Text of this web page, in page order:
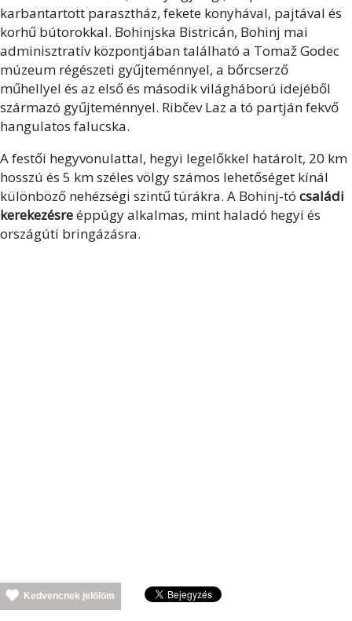
karbantartott parasztház, fekete konyhával, pajtával és
korhű bútorokkal. Bohinjska Bistricán, Bohinj mai
adminisztratív központjában található a Tomaž Godec
múzeum régészeti gyűjteménnyel, a bőrcserző
műhellyel és az első és második világháború idejéből
származó gyűjteménnyel. Ribčev Laz a tó partján fekvő
hangulatos falucska.
A festői hegyvonulattal, hegyi legelőkkel határolt, 20 km
hosszú és 5 km széles völgy számos lehetőséget kínál
különböző nehézségi szintű túrákra. A Bohinj-tó családi
kerekezésreéppúgy alkalmas, mint haladó hegyi és
országúti bringázásra.
Kedvencnek jelölöm